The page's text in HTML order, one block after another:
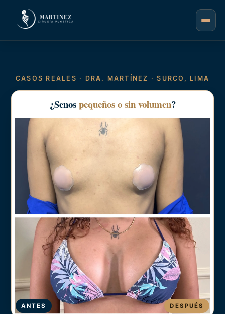
CASOS REALES · DRA. MARTÍNEZ · SURCO, LIMA
¿Senospequeños o sin volumen?
ANTES DESPUÉS